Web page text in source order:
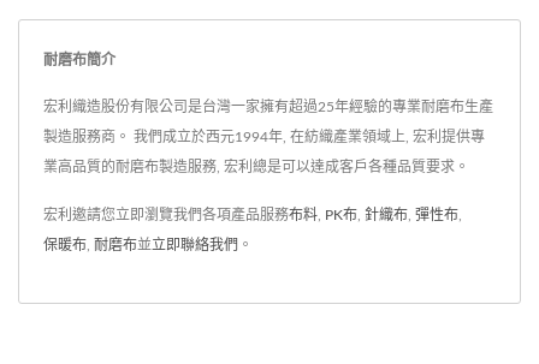
耐磨布簡介
宏利織造股份有限公司是台灣一家擁有超過25年經驗的專業耐磨布生產
製造服務商。 我們成立於西元1994年, 在紡織產業領域上, 宏利提供專
業高品質的耐磨布製造服務, 宏利總是可以達成客戶各種品質要求。
宏利邀請您立即瀏覽我們各項產品服務布料 PK布 針織布 彈性布
保暖布 耐磨布並立即聯絡我們 。